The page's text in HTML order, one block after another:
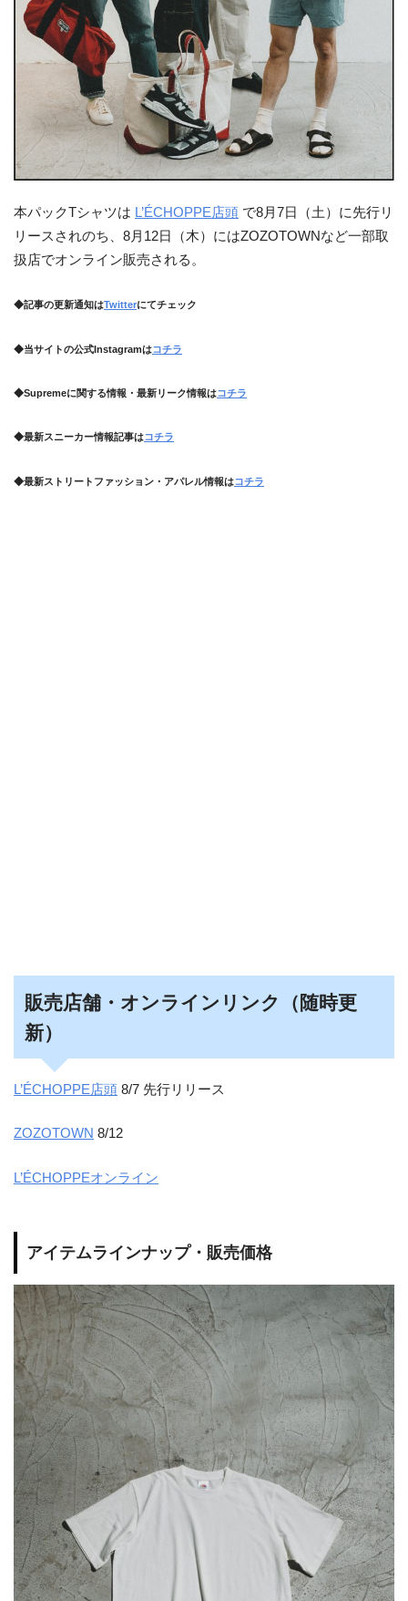
本パックTシャツは L’ÉCHOPPE店頭 で8月7日（土）に先行リ
リースされのち、8月12日（木）にはZOZOTOWNなど一部取
扱店でオンライン販売される。
◆記事の更新通知はTwitterにてチェック
◆当サイトの公式Instagramはコチラ
◆Supremeに関する情報・最新リーク情報はコチラ
◆最新スニーカー情報記事はコチラ
◆最新ストリートファッション・アパレル情報はコチラ
販売店舗・オンラインリンク（随時更
新）
L’ÉCHOPPE店頭 8/7 先行リリース
ZOZOTOWN 8/12
L’ÉCHOPPEオンライン
アイテムラインナップ・販売価格